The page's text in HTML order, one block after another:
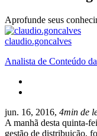
Aprofunde seus
claudio.goncalves
Analista de Conteúdo
jun. 16, 2016, 4min de
A manhã desta quinta-
gestão de distribuição,